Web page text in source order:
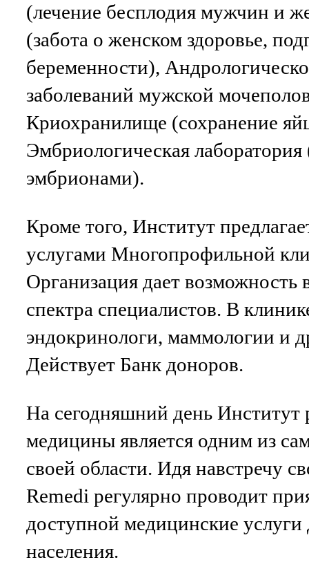
(лечение бесплодия мужчин и
(забота о женском здоровье,
беременности),
заболеваний мужской
Криохранилище (сохранение
Эмбриологическая
эмбрионами).
Кроме того, Институт
услугами Многопрофильной
Организация дает возможность
спектра специалистов. В
эндокринологи, маммологии и
Действует Банк доноров.
На сегодняшний день Институт
медицины является одним из
своей области. Идя навстречу
Remedi регулярно проводит
доступной медицинские
населения.